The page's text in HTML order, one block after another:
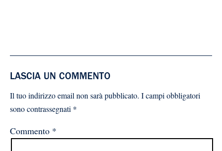
LASCIA UN COMMENTO
Il tuo indirizzo email non sarà pubblicato. I campi obbligatori
sono contrassegnati *
Commento *